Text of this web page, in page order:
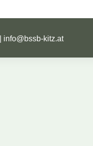
info@bssb-kitz.at